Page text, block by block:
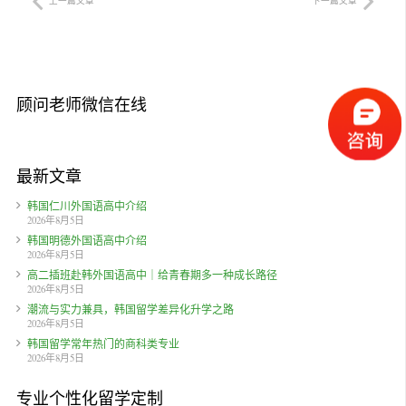
顾问老师微信在线
最新文章
韩国仁川外国语高中介绍
2026年8月5日
韩国明德外国语高中介绍
2026年8月5日
高二插班赴韩外国语高中｜给青春期多一种成长路径
2026年8月5日
潮流与实力兼具，韩国留学差异化升学之路
2026年8月5日
韩国留学常年热门的商科类专业
2026年8月5日
专业个性化留学定制